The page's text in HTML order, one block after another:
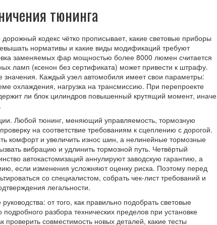
тюнинга
кодекс чётко прописывает, какие световые приборы
нормативы и какие виды модификаций требуют
заменяемых фар мощностью более 8000 люмен считается
ламп (ксенон без сертификата) может привести к штрафу.
значения. Каждый узел автомобиля имеет свои параметры:
охлаждения, нагрузка на трансмиссию. При перепроекте
ли блок цилиндров повышенный крутящий момент, иначе
Любой тюнинг, меняющий управляемость, тормозную
на соответствие требованиям к сцеплению с дорогой.
комфорт и увеличить износ шин, а нелинейные тормозные
вибрацию и удлинить тормозной путь. Четвёртый
автокастомизаций аннулируют заводскую гарантию, а
если изменения усложняют оценку риска. Поэтому перед
со специалистом, собрать чек‑лист требований и
легальности.
от того, как правильно подобрать световые
разбора технических пределов при установке
совместимость новых деталей, какие тесты